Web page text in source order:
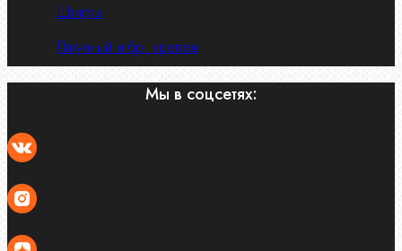
Штифты
Латунный и бр. крепеж
Мы в соцсетях: